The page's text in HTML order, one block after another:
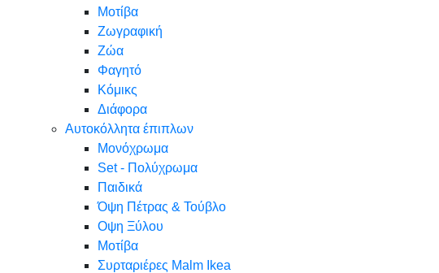
Μοτίβα
Ζωγραφική
Ζώα
Φαγητό
Κόμικς
Διάφορα
Αυτοκόλλητα έπιπλων
Μονόχρωμα
Set - Πολύχρωμα
Παιδικά
Όψη Πέτρας & Τούβλο
Oψη Ξύλου
Μοτίβα
Συρταριέρες Malm Ikea